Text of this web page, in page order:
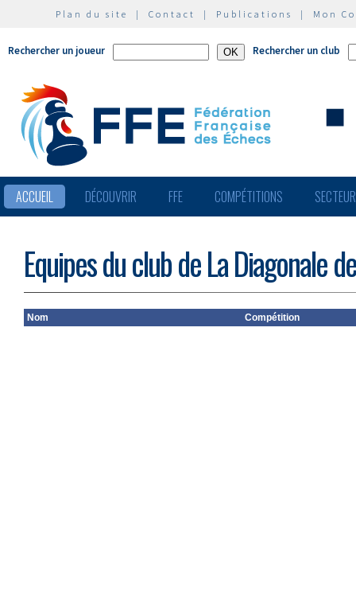
Plan du site | Contact | Publications | Mon
Rechercher un joueur Rechercher un club
ACCUEIL DÉCOUVRIR FFE COMPÉTITIONS
Equipes du club de La Diagonale
Nom Compétition